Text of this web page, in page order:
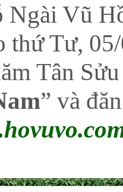
Ngài Vũ
thứ Tư,
Tân
” và